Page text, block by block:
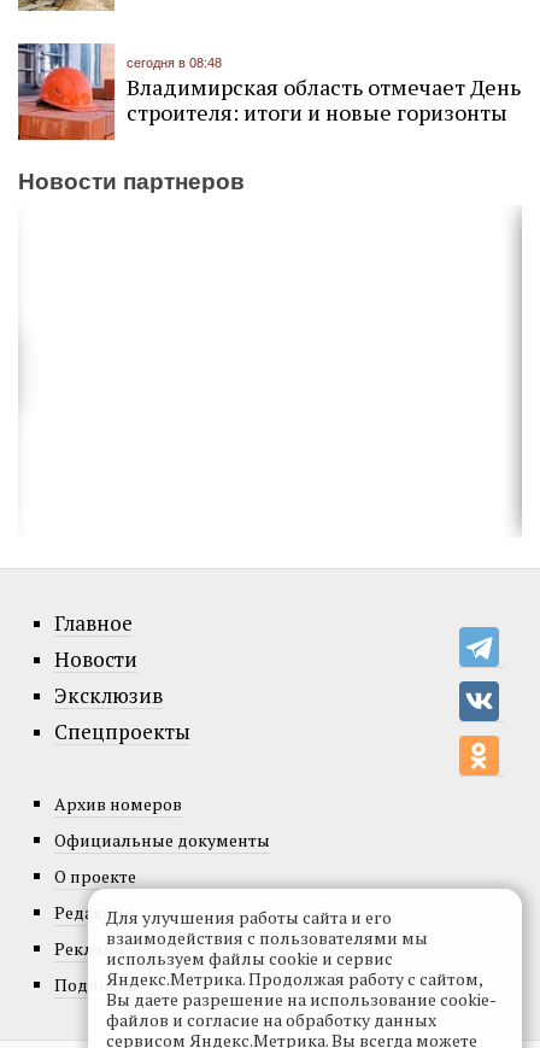
сегодня в 08:48
Владимирская область отмечает День
строителя: итоги и новые горизонты
Новости партнеров
Главное
Новости
Эксклюзив
Спецпроекты
Архив номеров
Официальные документы
О проекте
Редакция
Реклама
Подписка
Для улучшения работы сайта и его
взаимодействия с пользователями мы
используем файлы cookie и сервис
Яндекс.Метрика. Продолжая работу с сайтом,
Вы даете разрешение на использование cookie-
файлов и согласие на обработку данных
сервисом Яндекс.Метрика. Вы всегда можете